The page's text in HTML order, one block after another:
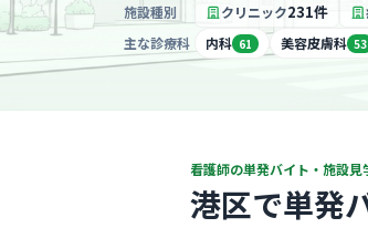
施設種別 クリニック231件
主な診療科 内科 61 美容皮膚科 53
看護師の単発バイト・施設
港区で単発